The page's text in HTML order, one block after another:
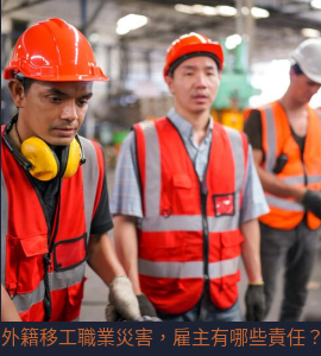
外籍移工職業災害，雇主有哪些責任？